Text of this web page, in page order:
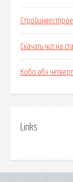
Скачать чит на
Кобо абэ
Links